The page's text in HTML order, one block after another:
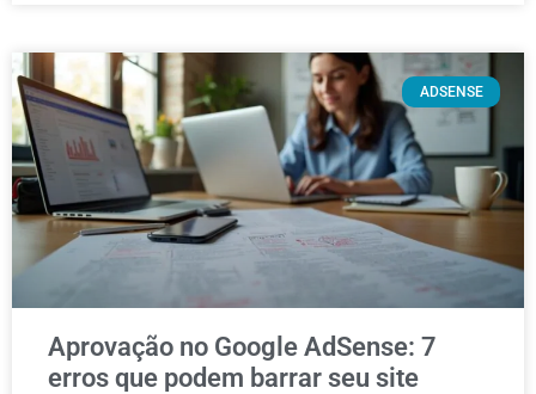
ADSENSE
Aprovação no Google AdSense: 7
erros que podem barrar seu site